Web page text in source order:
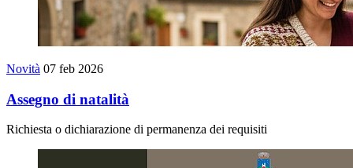
Novità 07 feb 2026
Assegno di natalità
Richiesta o dichiarazione di permanenza dei requisiti